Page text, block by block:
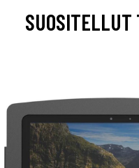
SUOSITELLUT